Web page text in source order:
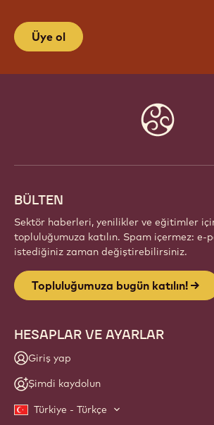
Üye ol
BÜLTEN
Sektör haberleri, yenilikler ve eğitimler
topluluğumuza katılın. Spam içermez:
istediğiniz zaman değiştirebilirsiniz.
Topluluğumuza bugün katılın!
HESAPLAR VE AYARLAR
Giriş yap
Şimdi kaydolun
Türkiye - Türkçe